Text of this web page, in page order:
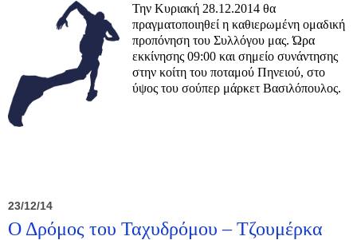
Την Κυριακή 28.12.2014 θα
πραγματοποιηθεί η καθιερωμένη ομαδική
προπόνηση του Συλλόγου μας. Ώρα
εκκίνησης 09:00 και σημείο συνάντησης
στην κοίτη του ποταμού Πηνειού, στο
ύψος του σούπερ μάρκετ Βασιλόπουλος.
23/12/14
Ο Δρόμος του Ταχυδρόμου – Τζουμέρκα